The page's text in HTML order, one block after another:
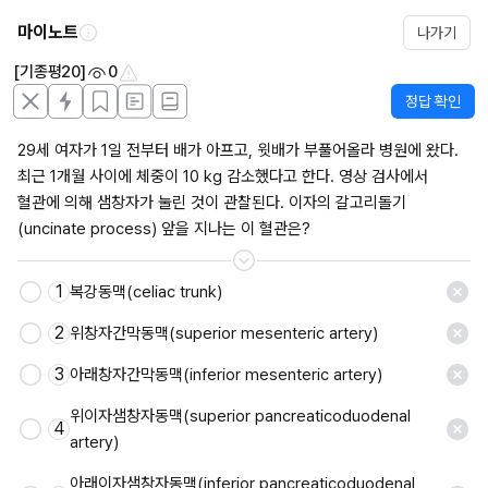
마이노트 나가기
[기종평20] 0
정답 확인
29세 여자가 1일 전부터 배가 아프고, 윗배가 부풀어올라 병원에 왔다.
최근 1개월 사이에 체중이 10 kg 감소했다고 한다. 영상 검사에서
혈관에 의해 샘창자가 눌린 것이 관찰된다. 이자의 갈고리돌기
(uncinate process) 앞을 지나는 이 혈관은?
저장
1 복강동맥(celiac trunk)
2 위창자간막동맥(superior mesenteric artery)
3 아래창자간막동맥(inferior mesenteric artery)
4
위이자샘창자동맥(superior pancreaticoduodenal
artery)
아래이자샘창자동맥(inferior pancreaticoduodenal